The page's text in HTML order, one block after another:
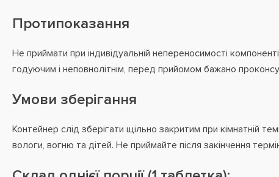
Протипоказання
Не приймати при індивідуальній непереносимості
годуючим і неповнолітнім, перед прийомом бажано
Умови зберігання
Контейнер слід зберігати щільно закритим при кімнатній
вологи, вогню та дітей. Не приймайте після закінчення